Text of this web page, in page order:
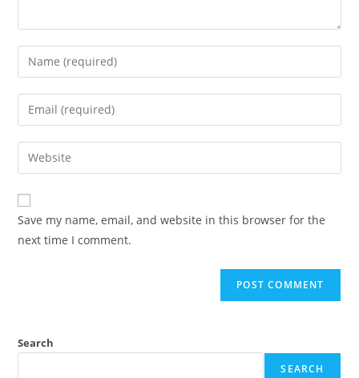
Save my name, email, and website in this browser for the
next time I comment.
Search
SEARCH